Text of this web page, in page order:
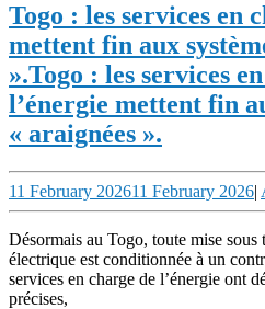
Togo : les services en
mettent fin aux
».Togo : les services
l’énergie mettent fin
« araignées ».
11 February 202611 February 2026|
Désormais au Togo, toute mise sous tension d’une installation
électrique est conditionnée à un
services en charge de l’énergie ont
précises,